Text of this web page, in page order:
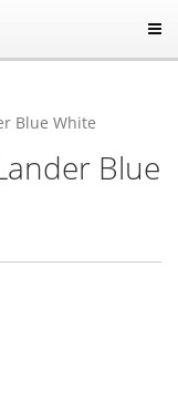
Blue White
Blue